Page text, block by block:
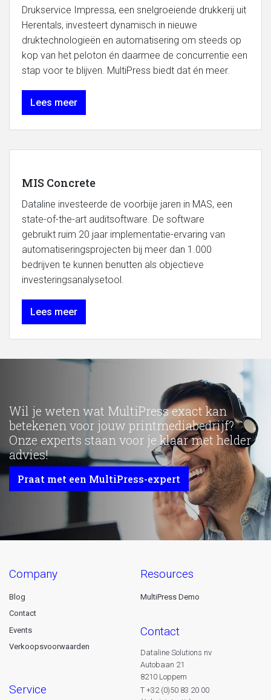
Drukservice Impressa, een snelgroeiende drukkerij uit
Herentals, investeert dynamisch in nieuwe
druktechnologieën en automatisering om steeds op
kop van het peloton én daarmee de concurrentie een
stap voor te blijven. MultiPress biedt dat én meer.
Lees meer
MIS Concrete
Dataline investeerde de voorbije jaren in MAS, een
state-of-the-art auditsoftware. De software
gebruikt ruim 20 jaar implementatie-ervaring van
automatiseringsprojecten bij meer dan 1.000
bedrijven te kunnen benutten als objectieve
investeringsanalysetool.
Lees meer
Wil je weten wat MultiPress exact kan
betekenen voor jouw printmediabedrijf?
Onze experts staan voor je klaar met helder
advies!
Praat met een MultiPress-expert
company
Blog
Contact
Events
Verkoopsvoorwaarden
service
resources
MultiPress Demo
contact
Dataline Solutions nv
Autobaan 21
8210 Loppem
T +32 (0)50 83 20 00